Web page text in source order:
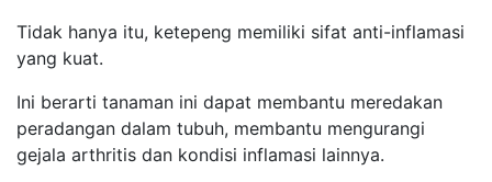
Tidak hanya itu, ketepeng memiliki sifat anti-inflamasi
yang kuat.
Ini berarti tanaman ini dapat membantu meredakan
peradangan dalam tubuh, membantu mengurangi
gejala arthritis dan kondisi inflamasi lainnya.